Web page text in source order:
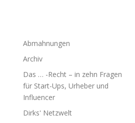
Abmahnungen
Archiv
Das … -Recht – in zehn Fragen
für Start-Ups, Urheber und
Influencer
Dirks' Netzwelt